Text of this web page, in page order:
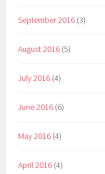
September 2016 (3)
August 2016 (5)
July 2016 (4)
June 2016 (6)
May 2016 (4)
April 2016 (4)